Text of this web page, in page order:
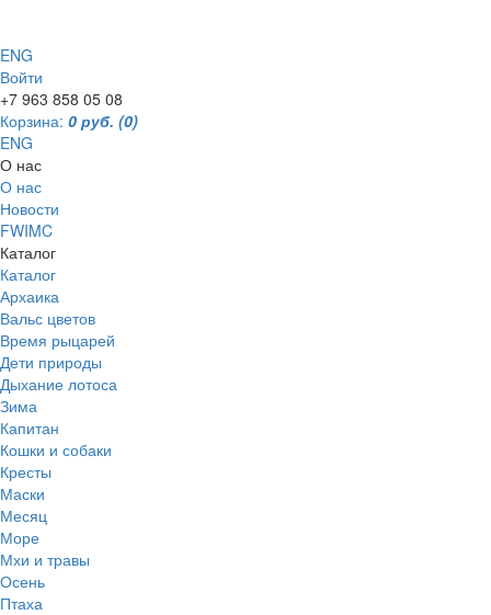
ENG
Войти
+7 963 858 05 08
Корзина: 0 руб. (0)
ENG
О нас
О нас
Новости
FWIMC
Каталог
Каталог
Архаика
Вальс цветов
Время рыцарей
Дети природы
Дыхание лотоса
Зима
Капитан
Кошки и собаки
Кресты
Маски
Месяц
Море
Мхи и травы
Осень
Птаха